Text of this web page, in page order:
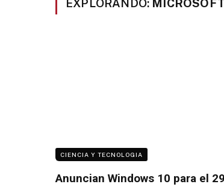
EXPLORANDO: MICROSOFT
CIENCIA Y TECNOLOGIA
Anuncian Windows 10 para el